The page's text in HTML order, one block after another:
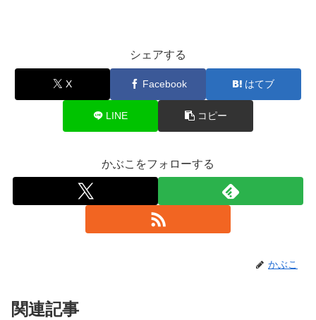
シェアする
X Facebook はてブ
LINE コピー
かぶこをフォローする
かぶこ
関連記事